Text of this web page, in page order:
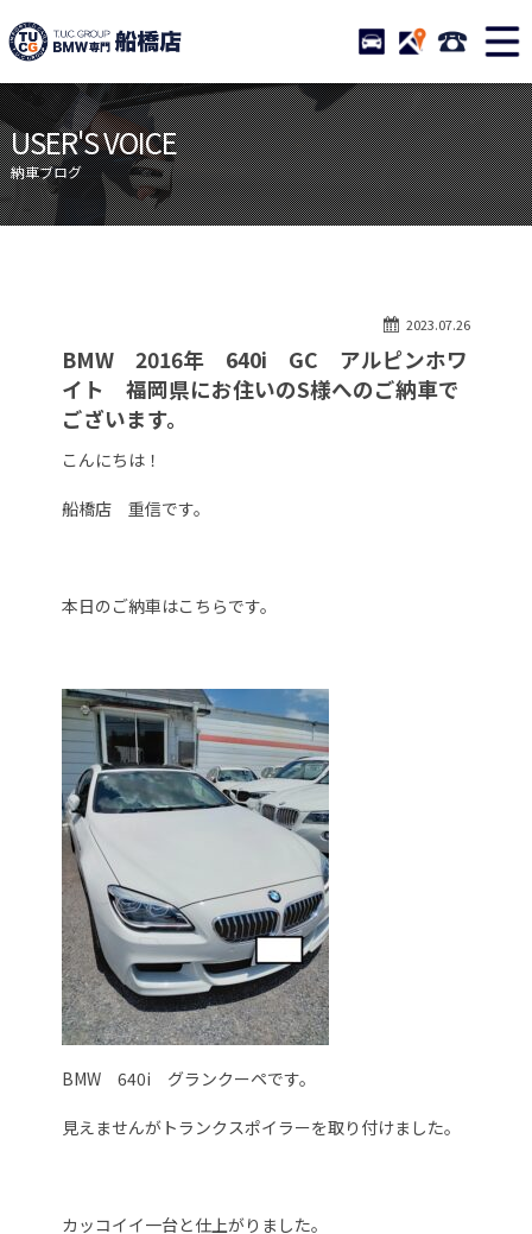
TUCグループ BMW専門 船
STOCK ACCESS 047-
ニュース
在庫リスト
目玉車両一覧
店舗紹介
保証＆サービス
アクセスマップ
自動車保険
TUCとは？
リクルート
納車blog
会社概要
USER'S VOICE
納車ブログ
2023.07.26
BMW 2016年 640i GC アルピンホワ
イト 福岡県にお住いのS様へのご納車で
ございます。
こんにちは！
船橋店 重信です。
本日のご納車はこちらです。
BMW 640i グランクーペです。
見えませんがトランクスポイラーを取り付けました。
カッコイイ一台と仕上がりました。